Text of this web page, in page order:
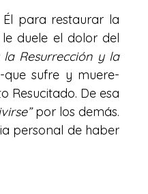
para restaurar la
duele el dolor del
la Resurrección y la
sufre y muere-
Resucitado. De esa
personal de haber